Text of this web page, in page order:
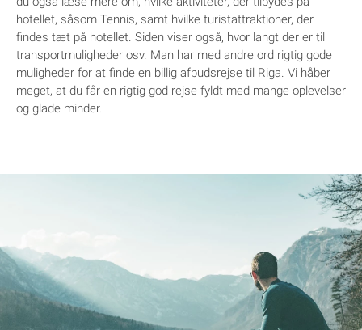
hotellet, såsom Tennis, samt hvilke turistattraktioner, der
findes tæt på hotellet. Siden viser også, hvor langt der er til
transportmuligheder osv. Man har med andre ord rigtig gode
muligheder for at finde en billig afbudsrejse til Riga. Vi håber
meget, at du får en rigtig god rejse fyldt med mange oplevelser
og glade minder.